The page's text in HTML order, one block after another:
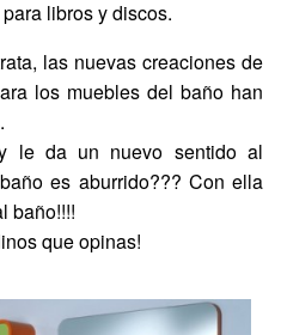
libros y discos.
las nuevas creaciones de
los muebles del baño han
le da un nuevo sentido al
es aburrido??? Con ella
baño!!!!
que opinas!